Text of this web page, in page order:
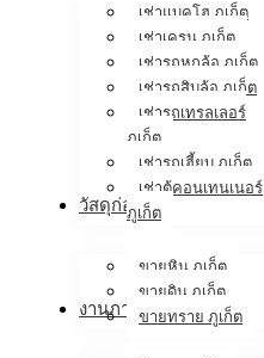
เช่าแบคโฮ ภูเก็ต
เช่าเครน ภูเก็ต
เช่ารถหกล้อ ภูเก็ต
เช่ารถสิบล้อ ภูเก็ต
เช่ารถเทรลเลอร์
ภูเก็ต
เช่ารถเฮี้ยบ ภูเก็ต
เช่าตู้คอนเทนเนอร์
ภูเก็ต
วัสดุก่อสร้าง
ขายหิน ภูเก็ต
ขายดิน ภูเก็ต
ขายทราย ภูเก็ต
งานภาคสนาม